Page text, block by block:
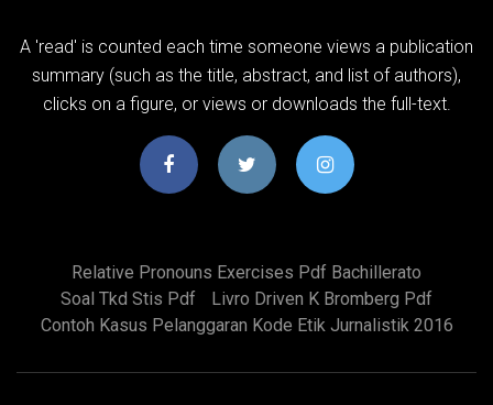
A 'read' is counted each time someone views a publication
summary (such as the title, abstract, and list of authors),
clicks on a figure, or views or downloads the full-text.
Relative Pronouns Exercises Pdf Bachillerato
Soal Tkd Stis Pdf
Livro Driven K Bromberg Pdf
Contoh Kasus Pelanggaran Kode Etik Jurnalistik 2016